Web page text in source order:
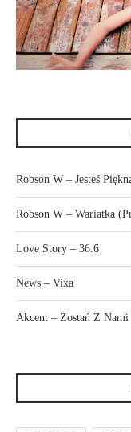
Robson W – Jesteś
Robson W – Wariatka
Love Story – 36.6
News – Vixa
Akcent – Zostań Z